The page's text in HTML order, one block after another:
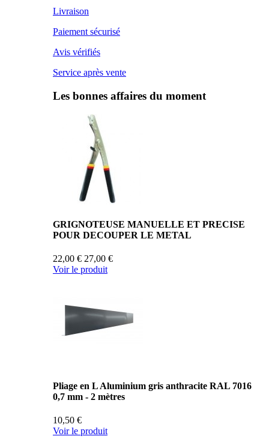
Livraison
Paiement sécurisé
Avis vérifiés
Service après vente
Les bonnes affaires du moment
GRIGNOTEUSE MANUELLE ET PRECISE
POUR DECOUPER LE METAL
22,00 € 27,00 €
Voir le produit
Pliage en L Aluminium gris anthracite RAL 7016
0,7 mm - 2 mètres
10,50 €
Voir le produit